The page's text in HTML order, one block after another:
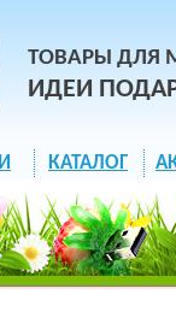
ТОВАРЫ ДЛЯ
ИДЕИ
КАТАЛОГ